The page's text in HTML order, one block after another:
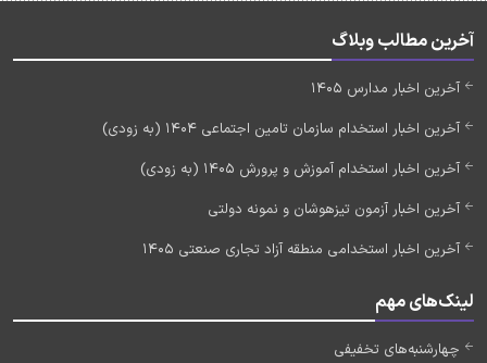
آخرین مطالب وبلاگ
آخرین اخبار مدارس 1405
آخرین اخبار استخدام سازمان تامین اجتماعی 1404 (به زودی)
آخرین اخبار استخدام آموزش و پرورش 1405 (به زودی)
آخرین اخبار آزمون تیزهوشان و نمونه دولتی
آخرین اخبار استخدامی منطقه آزاد تجاری صنعتی 1405
لینک‌های مهم
چهارشنبه‌های تخفیفی